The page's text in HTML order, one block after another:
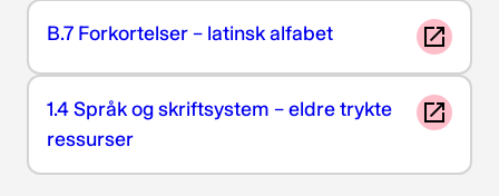
B.7 Forkortelser – latinsk alfabet
1.4 Språk og skriftsystem – eldre trykte
ressurser